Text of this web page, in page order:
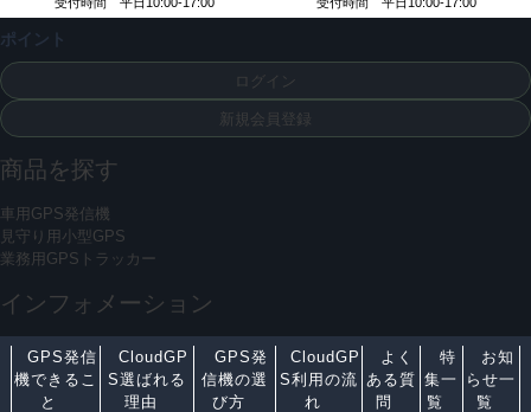
ポイント
ログイン
新規会員登録
商品を探す
車用GPS発信機
見守り用小型GPS
業務用GPSトラッカー
インフォメーション
GPS発信
機できるこ
と
CloudGP
S選ばれる
理由
GPS発
信機の選
び方
CloudGP
S利用の流
れ
よく
ある質
問
特
集一
覧
お知
らせ一
覧